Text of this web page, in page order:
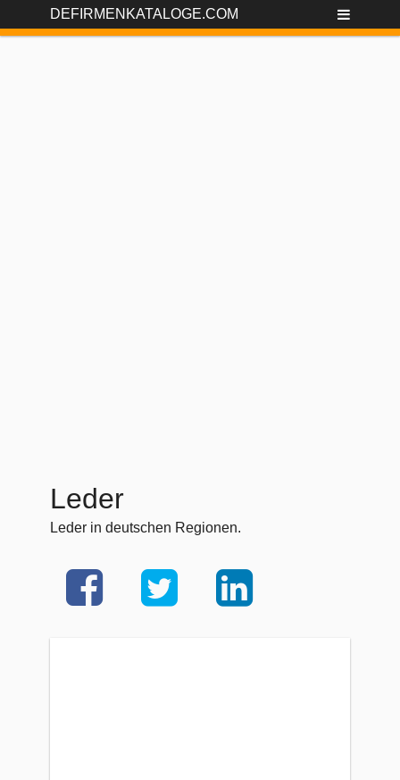
DEFIRMENKATALOGE.COM
Leder
Leder in deutschen Regionen.